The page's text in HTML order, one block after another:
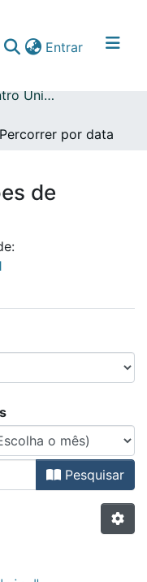
Entrar(current)
ULusófona - Centro Universitário do Porto
Percorrer por data
de
Pesquisar